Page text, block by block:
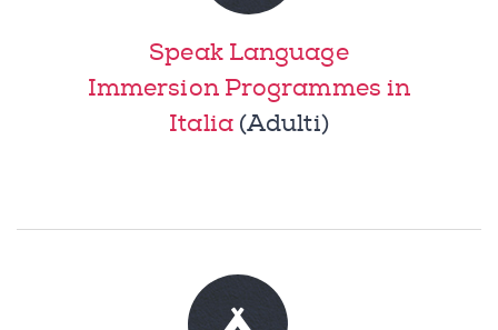
Speak Language
Immersion Programmes in
Italia(Adulti)